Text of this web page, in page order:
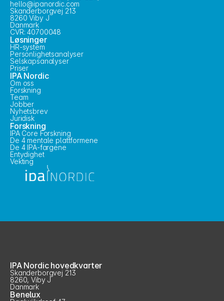
hello@ipanordic.com
Skanderborgvej 213
8260 Viby J
Danmark
CVR: 40700048
Løsninger
HR-system
Personlighetsanalyser
Selskapsanalyser
Priser
IPA Nordic
Om oss
Forskning
Team
Jobber
Nyhetsbrev
Juridisk
Forskning
IPA Core Forskning
De 4 mentale plattformene
De 4 IPA-fargene
Entydighet
Vekting
IPA Nordic hovedkvarter
Skanderborgvej 213
8260, Viby J
Danmark
Benelux